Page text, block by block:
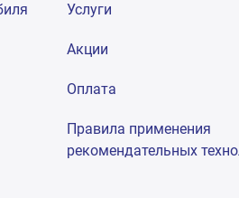
Услуги
Акции
Оплата
Правила применения
рекомендательных